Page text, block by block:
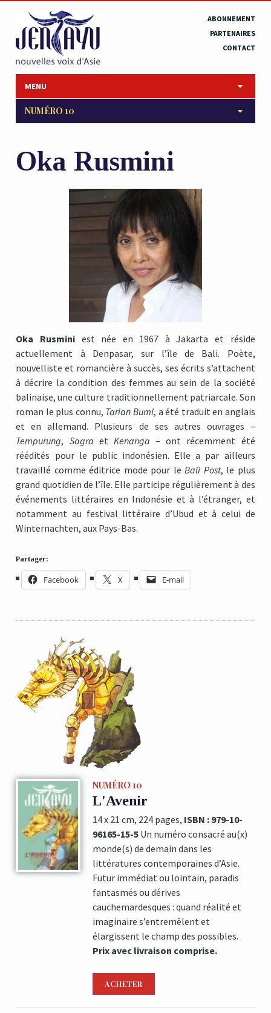
ABONNEMENT
PARTENAIRES
CONTACT
MENU
NUMÉRO 10
Oka Rusmini
Oka Rusminiest née en 1967 à Jakarta et réside
actuellement à Denpasar, sur l’île de Bali. Poète,
nouvelliste et romancière à succès, ses écrits s’attachent
à décrire la condition des femmes au sein de la société
balinaise, une culture traditionnellement patriarcale. Son
roman le plus connu, Tarian Bumi, a été traduit en anglais
et en allemand. Plusieurs de ses autres ouvrages –
Tempurung, Sagra et Kenanga – ont récemment été
réédités pour le public indonésien. Elle a par ailleurs
travaillé comme éditrice mode pour leBali Post, le plus
grand quotidien de l’île. Elle participe régulièrement à des
événements littéraires en Indonésie et à l’étranger, et
notamment au festival littéraire d’Ubud et à celui de
Winternachten, aux Pays-Bas.
Partager:
Facebook X E-mail
NUMÉRO 10
L'Avenir
14 x 21 cm, 224 pages, ISBN : 979-10-
96165-15-5Un numéro consacré au(x)
monde(s) de demain dans les
littératures contemporaines d’Asie.
Futur immédiat ou lointain, paradis
fantasmés ou dérives
cauchemardesques : quand réalité et
imaginaire s’entremêlent et
élargissent le champ des possibles.
Prix avec livraison comprise.
ACHETER